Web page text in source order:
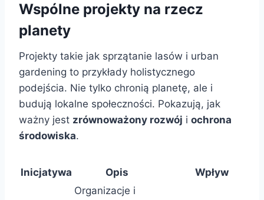
Wspólne projekty na rzecz
planety
Projekty takie jak sprzątanie lasów i urban
gardening to przykłady holistycznego
podejścia. Nie tylko chronią planetę, ale i
budują lokalne społeczności. Pokazują, jak
ważny jest zrównoważony rozwój i ochrona
środowiska.
Inicjatywa Opis Wpływ
Organizacje i